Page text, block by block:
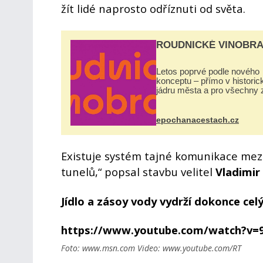
žít lidé naprosto odříznuti od světa.
ROUDNICKÉ
Letos poprvé podle nového
konceptu – přímo v
jádru města a pro všechny
náměstí. Návštěvníci se
těšit na víno, burčák, pes...
epochanacestach.cz
Existuje systém tajné komunikace
tunelů,“ popsal stavbu velitel Vladimir
Jídlo a zásoy vody vydrží dokonce
https://www.youtube.com/
Foto: www.msn.com Video: www.youtube.com/RT